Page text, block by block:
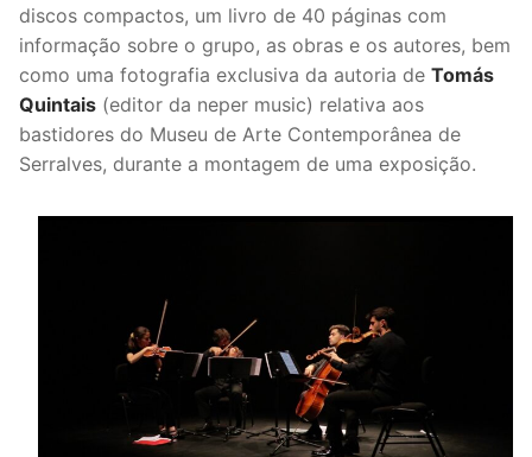
discos compactos, um livro de 40 páginas com
informação sobre o grupo, as obras e os autores, bem
como uma fotografia exclusiva da autoria de Tomás
Quintais (editor da neper music) relativa aos
bastidores do Museu de Arte Contemporânea de
Serralves, durante a montagem de uma exposição.